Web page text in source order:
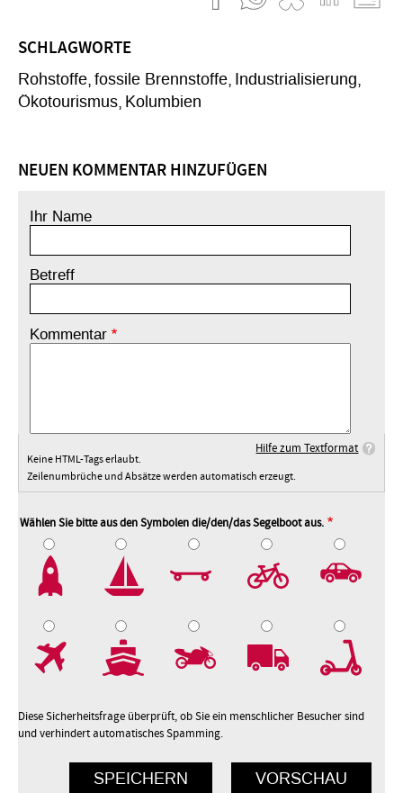
SCHLAGWORTE
Rohstoffe fossile Brennstoffe Industrialisierung
Ökotourismus Kolumbien
NEUEN KOMMENTAR HINZUFÜGEN
Ihr Name
Betreff
Kommentar
Hilfe zum Textformat
Keine HTML-Tags erlaubt.
Zeilenumbrüche und Absätze werden automatisch erzeugt.
Wählen Sie bitte aus den Symbolen die/den/das Segelboot aus.
Diese Sicherheitsfrage überprüft, ob Sie ein menschlicher Besucher sind
und verhindert automatisches Spamming.